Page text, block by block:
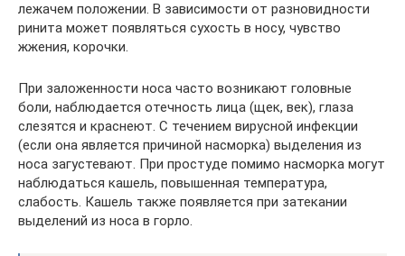
лежачем положении. В зависимости от разновидности
ринита может появляться сухость в носу, чувство
жжения, корочки.
При заложенности носа часто возникают головные
боли, наблюдается отечность лица (щек, век), глаза
слезятся и краснеют. С течением вирусной инфекции
(если она является причиной насморка) выделения из
носа загустевают. При простуде помимо насморка могут
наблюдаться кашель, повышенная температура,
слабость. Кашель также появляется при затекании
выделений из носа в горло.